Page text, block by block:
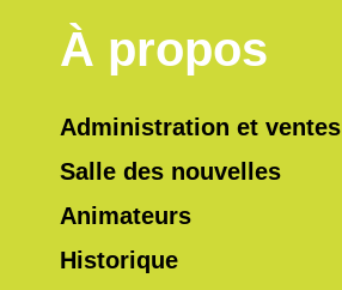
À propos
Administration et ventes
Salle des nouvelles
Animateurs
Historique